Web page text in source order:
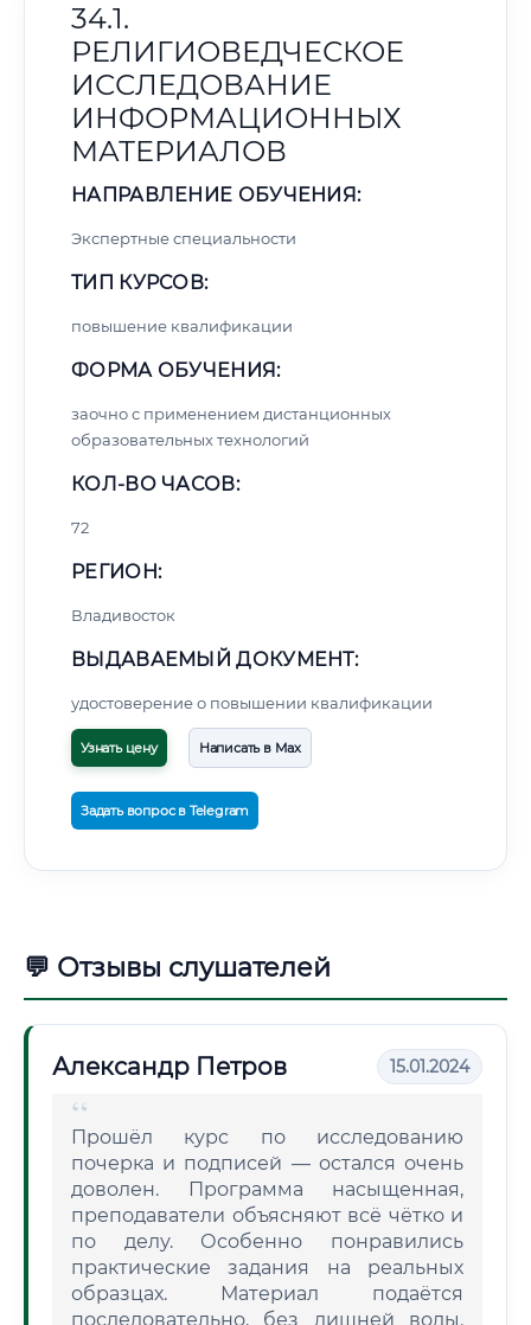
34.1.
РЕЛИГИОВЕДЧЕСКОЕ
ИССЛЕДОВАНИЕ
ИНФОРМАЦИОННЫХ
МАТЕРИАЛОВ
НАПРАВЛЕНИЕ ОБУЧЕНИЯ:
Экспертные специальности
ТИП КУРСОВ:
повышение квалификации
ФОРМА ОБУЧЕНИЯ:
заочно с применением дистанционных
образовательных технологий
КОЛ-ВО ЧАСОВ:
72
РЕГИОН:
Владивосток
ВЫДАВАЕМЫЙ ДОКУМЕНТ:
удостоверение о повышении квалификации
Узнать цену Написать в Max
Задать вопрос в Telegram
💬 Отзывы слушателей
Александр Петров 15.01.2024
Прошёл курс по исследованию
почерка и подписей — остался очень
доволен. Программа насыщенная,
преподаватели объясняют всё чётко и
по делу. Особенно понравились
практические задания на реальных
образцах. Материал подаётся
последовательно, без лишней воды.